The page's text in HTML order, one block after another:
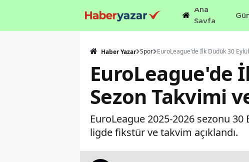
Ana
Sayfa
Haber Yazar Spor
EuroLeague'de
Sezon Takvimi
EuroLeague 2025-2026 sezonu
ligde fikstür ve takvim açıklandı.